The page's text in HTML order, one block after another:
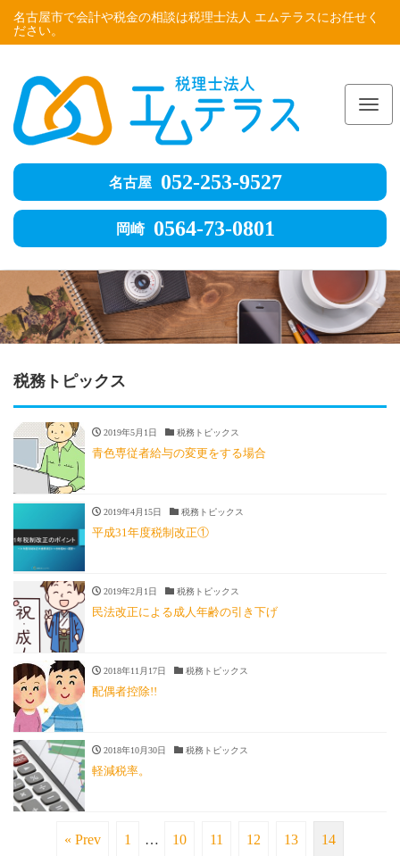
名古屋市で会計や税金の相談は税理士法人 エムテラスにお任せく
ださい。
名古屋 052-253-9527
岡崎 0564-73-0801
税務トピックス
2019年5月1日 税務トピックス
青色専従者給与の変更をする場合
2019年4月15日 税務トピックス
平成31年度税制改正①
2019年2月1日 税務トピックス
民法改正による成人年齢の引き下げ
2018年11月17日 税務トピックス
配偶者控除!!
2018年10月30日 税務トピックス
軽減税率。
« Prev 1 … 10 11 12 13 14